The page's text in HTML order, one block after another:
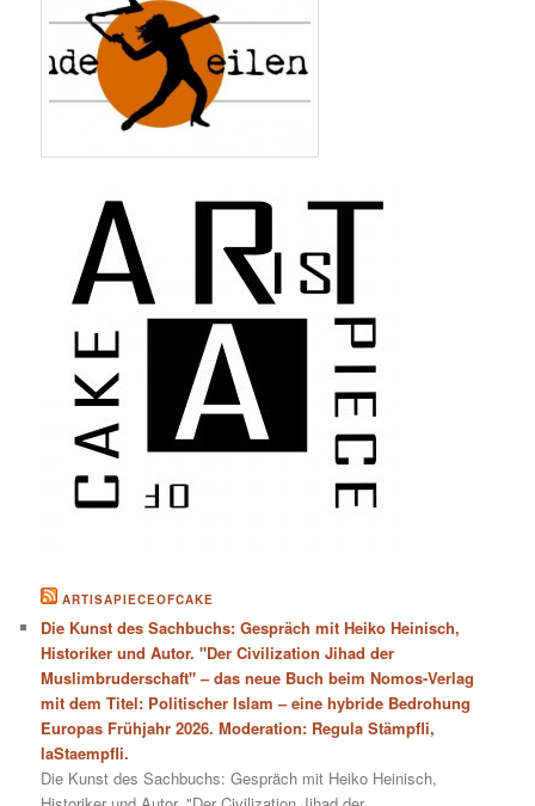
ARTISAPIECEOFCAKE
Die Kunst des Sachbuchs: Gespräch mit Heiko Heinisch,
Historiker und Autor. "Der Civilization Jihad der
Muslimbruderschaft" – das neue Buch beim Nomos-Verlag
mit dem Titel: Politischer Islam – eine hybride Bedrohung
Europas Frühjahr 2026. Moderation: Regula Stämpfli,
laStaempfli.
Die Kunst des Sachbuchs: Gespräch mit Heiko Heinisch,